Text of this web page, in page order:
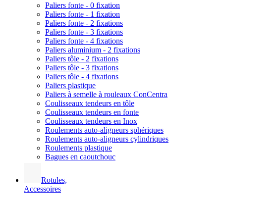
Paliers fonte - 0 fixation
Paliers fonte - 1 fixation
Paliers fonte - 2 fixations
Paliers fonte - 3 fixations
Paliers fonte - 4 fixations
Paliers aluminium - 2 fixations
Paliers tôle - 2 fixations
Paliers tôle - 3 fixations
Paliers tôle - 4 fixations
Paliers plastique
Paliers à semelle à rouleaux ConCentra
Coulisseaux tendeurs en tôle
Coulisseaux tendeurs en fonte
Coulisseaux tendeurs en Inox
Roulements auto-aligneurs sphériques
Roulements auto-aligneurs cylindriques
Roulements plastique
Bagues en caoutchouc
Rotules,
Accessoires